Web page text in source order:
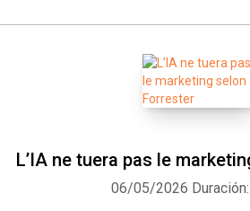
L’IA ne tuera pas le
06/05/2026